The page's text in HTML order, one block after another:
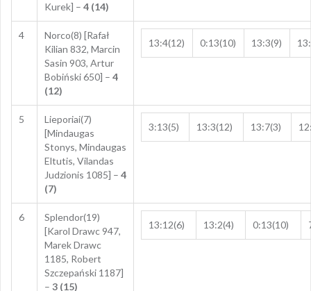
Kurek] – 4 (14)
4
Norco(8) [Rafał
Kilian 832, Marcin
Sasin 903, Artur
Bobiński 650] – 4
(12)
13:4(12) 0:13(10) 13:3(9)
5
Lieporiai(7)
[Mindaugas
Stonys, Mindaugas
Eltutis, Vilandas
Judzionis 1085] – 4
(7)
3:13(5) 13:3(12) 13:7(3)
6
Splendor(19)
[Karol Drawc 947,
Marek Drawc
1185, Robert
Szczepański 1187]
– 3 (15)
13:12(6) 13:2(4) 0:13(10)